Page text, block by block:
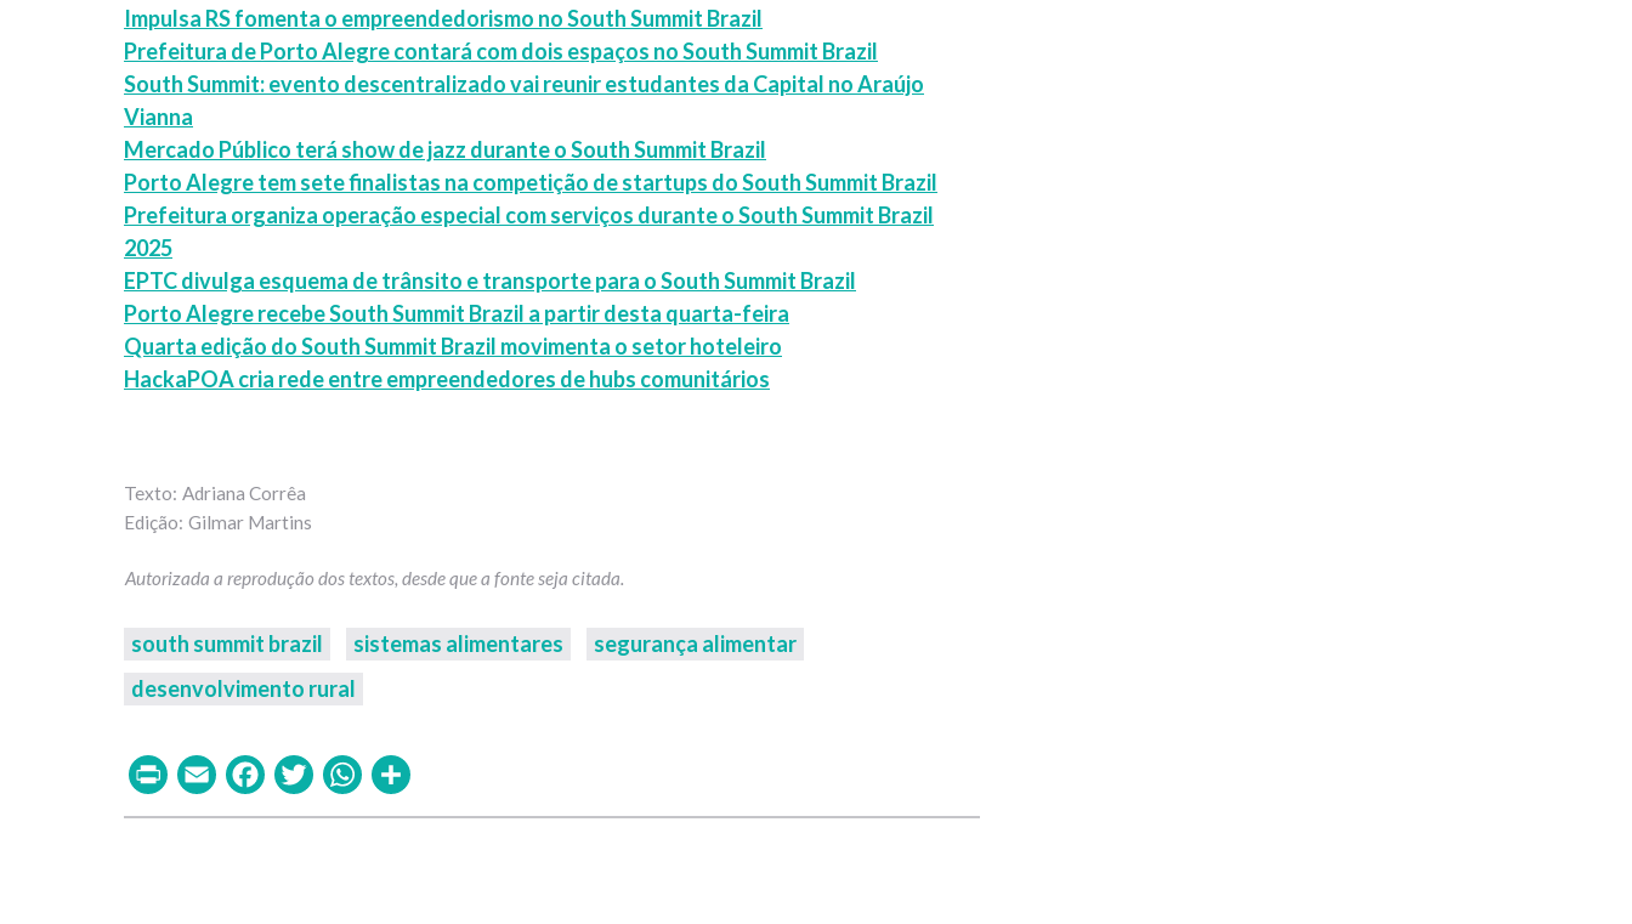
Impulsa RS fomenta o empreendedorismo no South Summit Brazil
Prefeitura de Porto Alegre contará com dois espaços no South Summit Brazil
South Summit: evento descentralizado vai reunir estudantes da Capital no Araújo
Vianna
Mercado Público terá show de jazz durante o South Summit Brazil
Porto Alegre tem sete finalistas na competição de startups do South Summit Brazil
Prefeitura organiza operação especial com serviços durante o South Summit Brazil
2025
EPTC divulga esquema de trânsito e transporte para o South Summit Brazil
Porto Alegre recebe South Summit Brazil a partir desta quarta-feira
Quarta edição do South Summit Brazil movimenta o setor hoteleiro
HackaPOA cria rede entre empreendedores de hubs comunitários
Adriana Corrêa
Gilmar Martins
south summit brazil sistemas alimentares
segurança alimentar
desenvolvimento rural
PrintEmailFacebook
TwitterWhatsApp